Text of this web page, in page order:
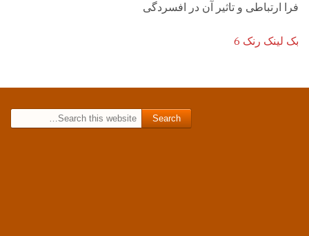
فرا ارتباطی و تاثیر آن در افسردگی
بک لینک رنک 6